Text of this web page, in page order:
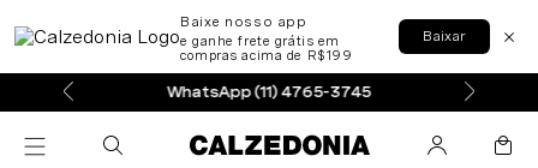
Baixe nosso app
e ganhe frete grátis em
compras acima de R$199
Baixar
WhatsApp (11) 4765-3745